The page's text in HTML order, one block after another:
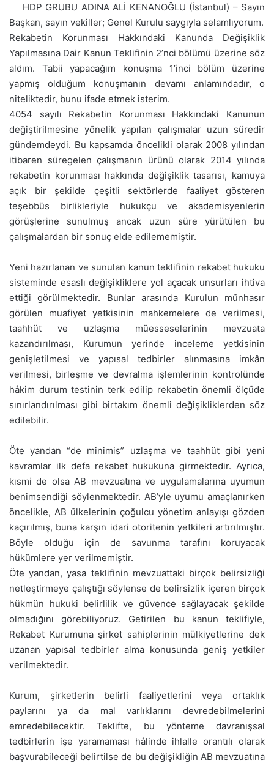
HDP GRUBU ADINA ALİ KENANOĞLU (İstanbul) – Sayın
Başkan, sayın vekiller; Genel Kurulu saygıyla selamlıyorum.
Rekabetin Korunması Hakkındaki Kanunda Değişiklik
Yapılmasına Dair Kanun Teklifinin 2’nci bölümü üzerine söz
aldım. Tabii yapacağım konuşma 1’inci bölüm üzerine
yapmış olduğum konuşmanın devamı anlamındadır, o
niteliktedir, bunu ifade etmek isterim.
4054 sayılı Rekabetin Korunması Hakkındaki Kanunun
değiştirilmesine yönelik yapılan çalışmalar uzun süredir
gündemdeydi. Bu kapsamda öncelikli olarak 2008 yılından
itibaren süregelen çalışmanın ürünü olarak 2014 yılında
rekabetin korunması hakkında değişiklik tasarısı, kamuya
açık bir şekilde çeşitli sektörlerde faaliyet gösteren
teşebbüs birlikleriyle hukukçu ve akademisyenlerin
görüşlerine sunulmuş ancak uzun süre yürütülen bu
çalışmalardan bir sonuç elde edilememiştir.
Yeni hazırlanan ve sunulan kanun teklifinin rekabet hukuku
sisteminde esaslı değişikliklere yol açacak unsurları ihtiva
ettiği görülmektedir. Bunlar arasında Kurulun münhasır
görülen muafiyet yetkisinin mahkemelere de verilmesi,
taahhüt ve uzlaşma müesseselerinin mevzuata
kazandırılması, Kurumun yerinde inceleme yetkisinin
genişletilmesi ve yapısal tedbirler alınmasına imkân
verilmesi, birleşme ve devralma işlemlerinin kontrolünde
hâkim durum testinin terk edilip rekabetin önemli ölçüde
sınırlandırılması gibi birtakım önemli değişikliklerden söz
edilebilir.
Öte yandan “de minimis” uzlaşma ve taahhüt gibi yeni
kavramlar ilk defa rekabet hukukuna girmektedir. Ayrıca,
kısmi de olsa AB mevzuatına ve uygulamalarına uyumun
benimsendiği söylenmektedir. AB’yle uyumu amaçlanırken
öncelikle, AB ülkelerinin çoğulcu yönetim anlayışı gözden
kaçırılmış, buna karşın idari otoritenin yetkileri artırılmıştır.
Böyle olduğu için de savunma tarafını koruyacak
hükümlere yer verilmemiştir.
Öte yandan, yasa teklifinin mevzuattaki birçok belirsizliği
netleştirmeye çalıştığı söylense de belirsizlik içeren birçok
hükmün hukuki belirlilik ve güvence sağlayacak şekilde
olmadığını görebiliyoruz. Getirilen bu kanun teklifiyle,
Rekabet Kurumuna şirket sahiplerinin mülkiyetlerine dek
uzanan yapısal tedbirler alma konusunda geniş yetkiler
verilmektedir.
Kurum, şirketlerin belirli faaliyetlerini veya ortaklık
paylarını ya da mal varlıklarını devredebilmelerini
emredebilecektir. Teklifte, bu yönteme davranışsal
tedbirlerin işe yaramaması hâlinde ihlalle orantılı olarak
başvurabileceği belirtilse de bu değişikliğin AB mevzuatına